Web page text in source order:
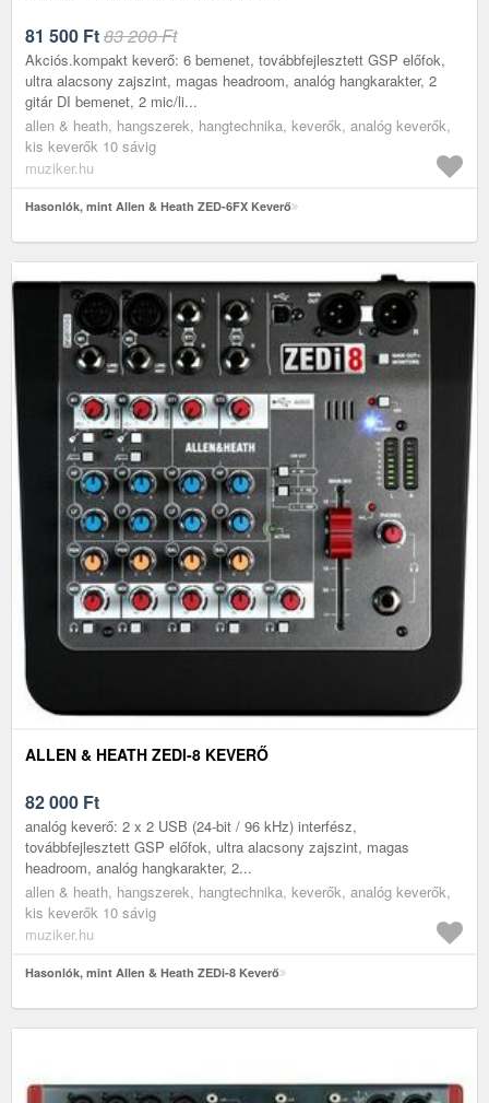
81 500 Ft83 200 Ft
Akciós.kompakt keverő: 6 bemenet, továbbfejlesztett GSP előfok,
ultra alacsony zajszint, magas headroom, analóg hangkarakter, 2
gitár DI bemenet, 2 mic/li...
allen & heath, hangszerek, hangtechnika, keverők, analóg keverők,
kis keverők 10 sávig
muziker.hu
Hasonlók, mint Allen & Heath ZED-6FX Keverő
ALLEN & HEATH ZEDI-8 KEVERŐ
82 000 Ft
analóg keverő: 2 x 2 USB (24-bit / 96 kHz) interfész,
továbbfejlesztett GSP előfok, ultra alacsony zajszint, magas
headroom, analóg hangkarakter, 2...
allen & heath, hangszerek, hangtechnika, keverők, analóg keverők,
kis keverők 10 sávig
muziker.hu
Hasonlók, mint Allen & Heath ZEDi-8 Keverő